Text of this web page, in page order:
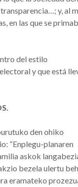
transparencia…; y, al
en las que se
del estilo
y que está
den ohiko
“Enplegu-planaren
askok
bezela ulertu
eramateko